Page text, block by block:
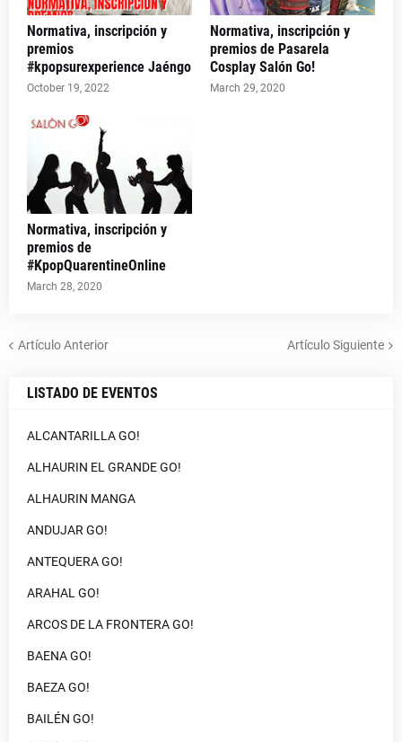
Normativa, inscripción y
premios
#kpopsurexperience Jaéngo
October 19, 2022
Normativa, inscripción y
premios de Pasarela
Cosplay Salón Go!
March 29, 2020
Normativa, inscripción y
premios de
#KpopQuarentineOnline
March 28, 2020
Artículo Anterior Artículo Siguiente
LISTADO DE EVENTOS
ALCANTARILLA GO!
ALHAURIN EL GRANDE GO!
ALHAURIN MANGA
ANDUJAR GO!
ANTEQUERA GO!
ARAHAL GO!
ARCOS DE LA FRONTERA GO!
BAENA GO!
BAEZA GO!
BAILÉN GO!